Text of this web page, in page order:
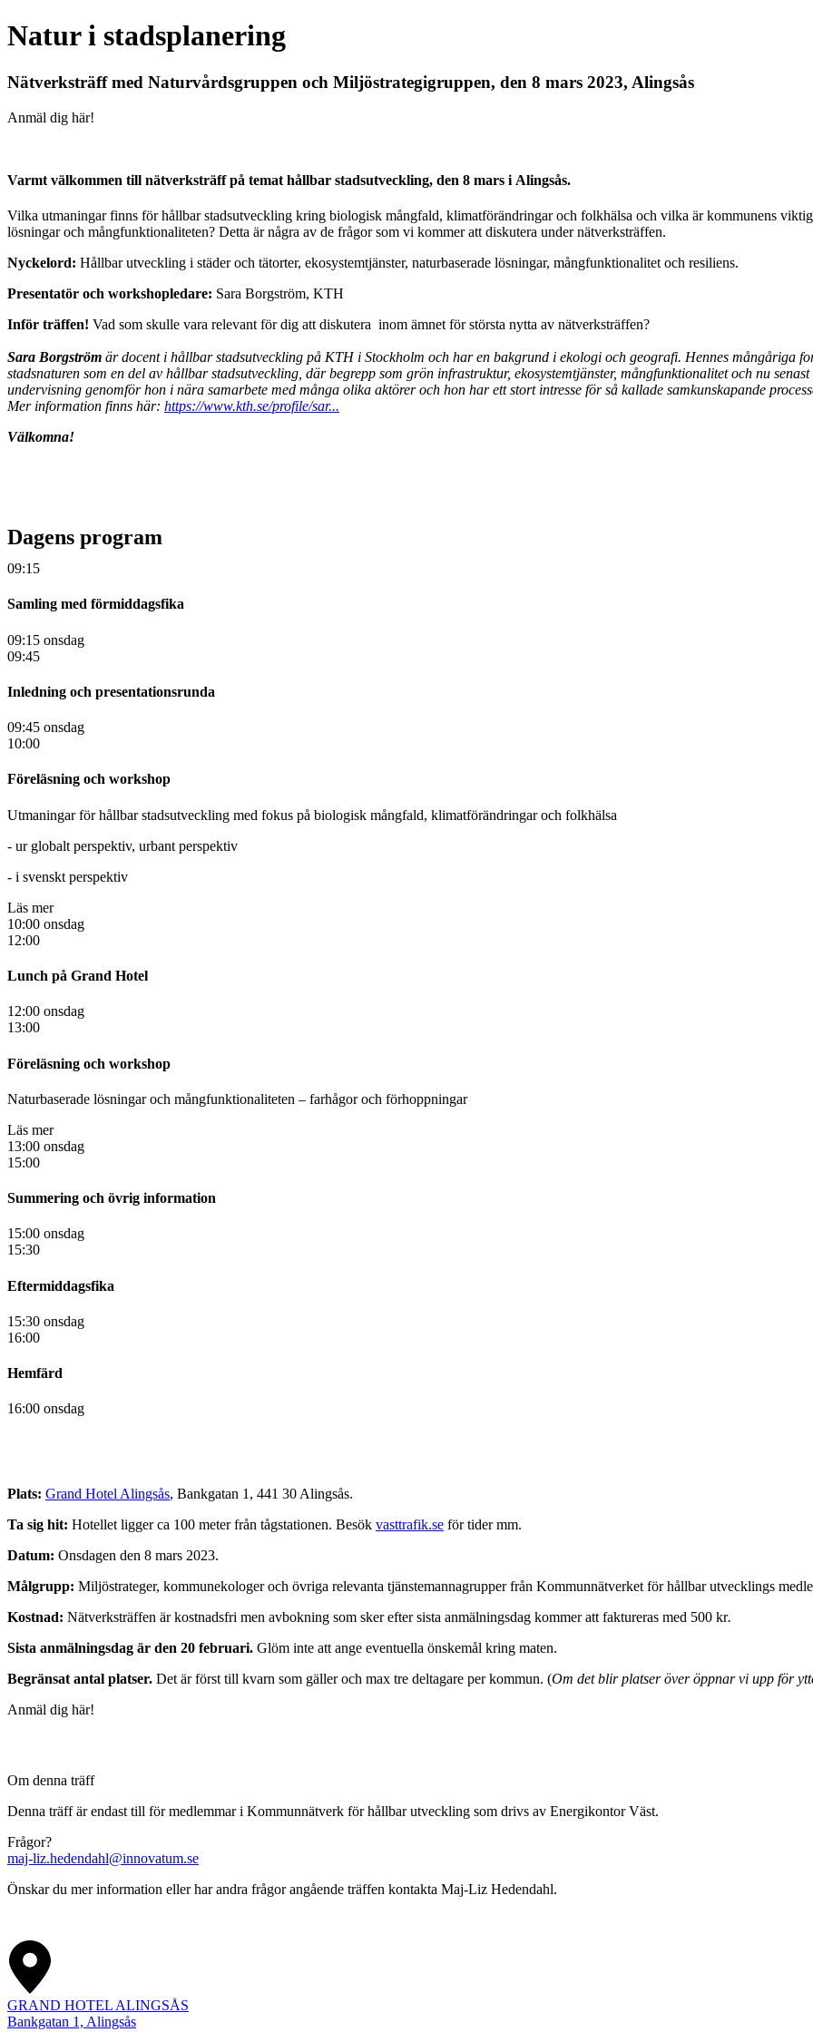
Natur i stadsplanering
Nätverksträff med Naturvårdsgruppen och Miljöstrategigruppen, den 8 mars 2023, Alingsås
Anmäl dig här!
Varmt välkommen till nätverksträff på temat hållbar stadsutveckling, den 8 mars i Alingsås.
Vilka utmaningar finns för hållbar stadsutveckling kring biologisk mångfald, klimatförändringar och folkhälsa och vilka är kommunens
lösningar och mångfunktionaliteten? Detta är några av de frågor som vi kommer att diskutera under nätverksträffen.
Nyckelord: Hållbar utveckling i städer och tätorter, ekosystemtjänster, naturbaserade lösningar, mångfunktionalitet och resiliens.
Presentatör och workshopledare: Sara Borgström, KTH
Inför träffen! Vad som skulle vara relevant för dig att diskutera inom ämnet för största nytta av nätverksträffen?
Sara Borgström är docent i hållbar stadsutveckling på KTH i Stockholm och har en bakgrund i ekologi och geografi. Hennes mångåriga
stadsnaturen som en del av hållbar stadsutveckling, där begrepp som grön infrastruktur, ekosystemtjänster, mångfunktionalitet och nu
undervisning genomför hon i nära samarbete med många olika aktörer och hon har ett stort intresse för så kallade samkunskapande
Mer information finns här: https://www.kth.se/profile/sar...
Välkomna!
Dagens program
09:15
Samling med förmiddagsfika
09:15 onsdag
09:45
Inledning och presentationsrunda
09:45 onsdag
10:00
Föreläsning och workshop
Utmaningar för hållbar stadsutveckling med fokus på biologisk mångfald, klimatförändringar och folkhälsa
- ur globalt perspektiv, urbant perspektiv
- i svenskt perspektiv
Läs mer
10:00 onsdag
12:00
Lunch på Grand Hotel
12:00 onsdag
13:00
Föreläsning och workshop
Naturbaserade lösningar och mångfunktionaliteten – farhågor och förhoppningar
Läs mer
13:00 onsdag
15:00
Summering och övrig information
15:00 onsdag
15:30
Eftermiddagsfika
15:30 onsdag
16:00
Hemfärd
16:00 onsdag
Plats: Grand Hotel Alingsås, Bankgatan 1, 441 30 Alingsås.
Ta sig hit: Hotellet ligger ca 100 meter från tågstationen. Besök vasttrafik.se för tider mm.
Datum: Onsdagen den 8 mars 2023.
Målgrupp: Miljöstrateger, kommunekologer och övriga relevanta tjänstemannagrupper från Kommunnätverket för hållbar utvecklings
Kostnad: Nätverksträffen är kostnadsfri men avbokning som sker efter sista anmälningsdag kommer att faktureras med 500 kr.
Sista anmälningsdag är den 20 februari. Glöm inte att ange eventuella önskemål kring maten.
Begränsat antal platser. Det är först till kvarn som gäller och max tre deltagare per kommun. (Om det blir platser över öppnar vi upp för
Anmäl dig här!
Om denna träff
Denna träff är endast till för medlemmar i Kommunnätverk för hållbar utveckling som drivs av Energikontor Väst.
Frågor?
maj-liz.hedendahl@innovatum.se
Önskar du mer information eller har andra frågor angående träffen kontakta Maj-Liz Hedendahl.
GRAND HOTEL ALINGSÅS
Bankgatan 1, Alingsås